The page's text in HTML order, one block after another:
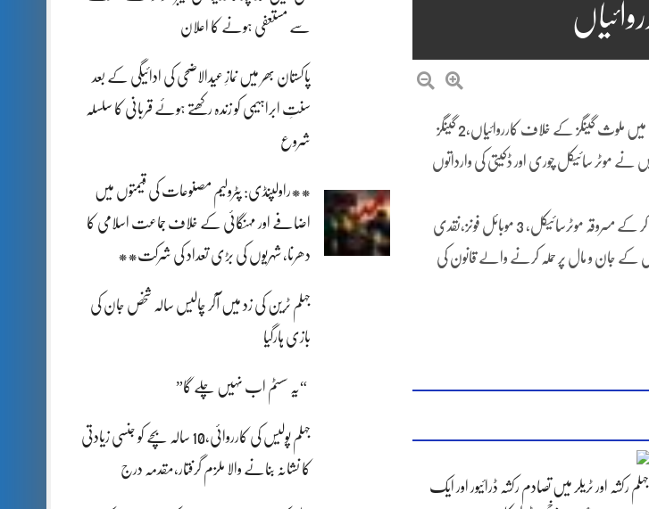
سے مستعفی ہونے کا اعلان
پاکستان بھر میں نمازِ عیدالاضحی کی ادائیگی کے بعد
سنتِ ابراہیمی کو زندہ رکھتے ہوئے قربانی کا سلسلہ
شروع
**راولپنڈی: پٹرولیم مصنوعات کی قیمتوں میں
اضافے اور مہنگائی کے خلاف جماعت اسلامی کا
دھرنا، شہریوں کی بڑی تعداد کی شرکت**
جہلم ٹرین کی زد میں آکر چالیس سالہ شخص جان کی
بازی ہارگیا
“یہ سسٹم اب نہیں چلے گا”
جہلم پولیس کی کارروائی،10 سالہ بچے کو جنسی زیادتی
کا نشانہ بنانے والا ملزم گرفتار،مقدمہ درج
راولپنڈی(نمائندہ پنڈی پوسٹ)راولپنڈی پولیس کی ڈکیتی، سٹریٹ کرائم اور موٹر سائیکل چوری کی وارداتوں میں ملوث گینگز کے خلاف کارروائیاں،2 گینگز
اور اسلحہ برآمد،صادق آباد پولیس نے موٹر سائیکل چوری اور ڈکیتی کی وارداتوں
تھانہ صدر واہ پولیس نے سٹریٹ کرائم اور موٹر سائیکل چوری کی وارداتوں میں ملوث 2 رکنی گینگ کو گرفتار کر کے مسروقہ موٹرسائیکل، 3 موبائل فونز،نقدی
کے جان و مال پر حملہ کرنے والے قانون کی
جہلم رکشہ اور ٹریلر میں تصادم رکشہ ڈرائیور اور ایک